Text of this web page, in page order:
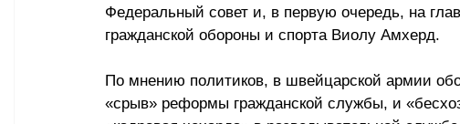
Федеральный совет и, в первую очередь, на
гражданской обороны и спорта Виолу Амхерд.
По мнению политиков, в швейцарской армии
«срыв» реформы гражданской службы, и